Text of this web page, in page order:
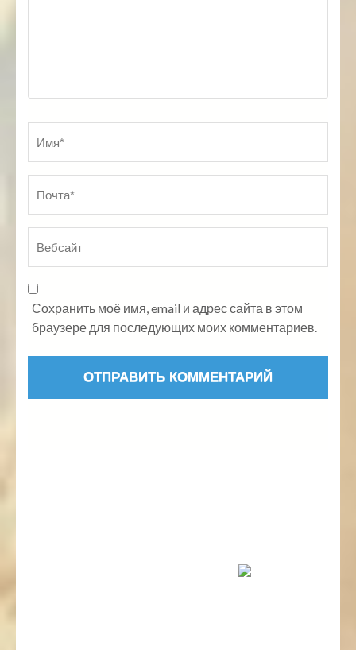
Сохранить моё имя, email и адрес сайта в этом
браузере для последующих моих комментариев.